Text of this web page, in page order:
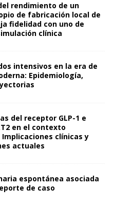
rendimiento de un
de fabricación local de
fidelidad con uno de
clínica
intensivos en la era de
Epidemiología,
del receptor GLP-1 e
en el contexto
clínicas y
actuales
espontánea asociada
de caso